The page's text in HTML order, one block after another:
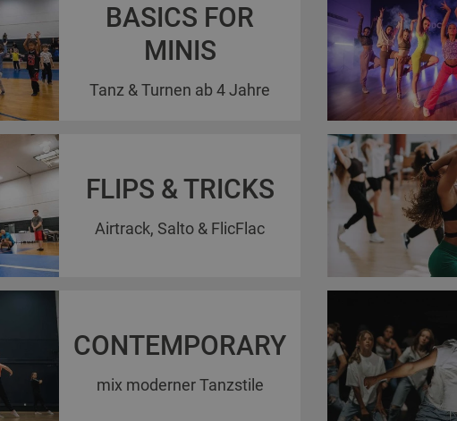
BASICS FOR
MINIS
Tanz & Turnen ab 4 Jahre
FLIPS & TRICKS
Airtrack, Salto & FlicFlac
CONTEMPORARY
mix moderner Tanzstile